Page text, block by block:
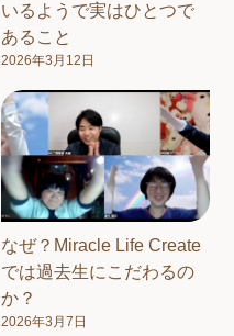
いるようで実はひとつで
あること
2026年3月12日
なぜ？Miracle Life Create
では過去生にこだわるの
か？
2026年3月7日